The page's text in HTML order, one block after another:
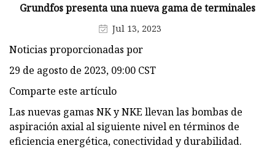
Grundfos presenta una nueva gama de terminales
Jul 13, 2023
Noticias proporcionadas por
29 de agosto de 2023, 09:00 CST
Comparte este artículo
Las nuevas gamas NK y NKE llevan las bombas de
aspiración axial al siguiente nivel en términos de
eficiencia energética, conectividad y durabilidad.